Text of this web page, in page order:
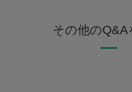
その他のQ&A